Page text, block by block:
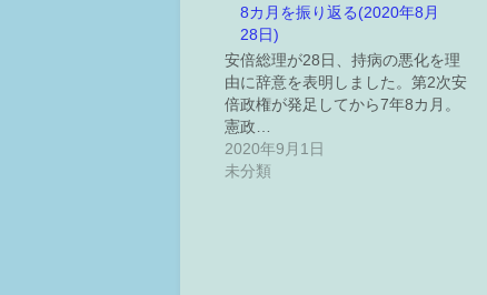
8カ月を振り返る(2020年8月
28日)
安倍総理が28日、持病の悪化を理
由に辞意を表明しました。第2次安
倍政権が発足してから7年8カ月。
憲政…
2020年9月1日
未分類